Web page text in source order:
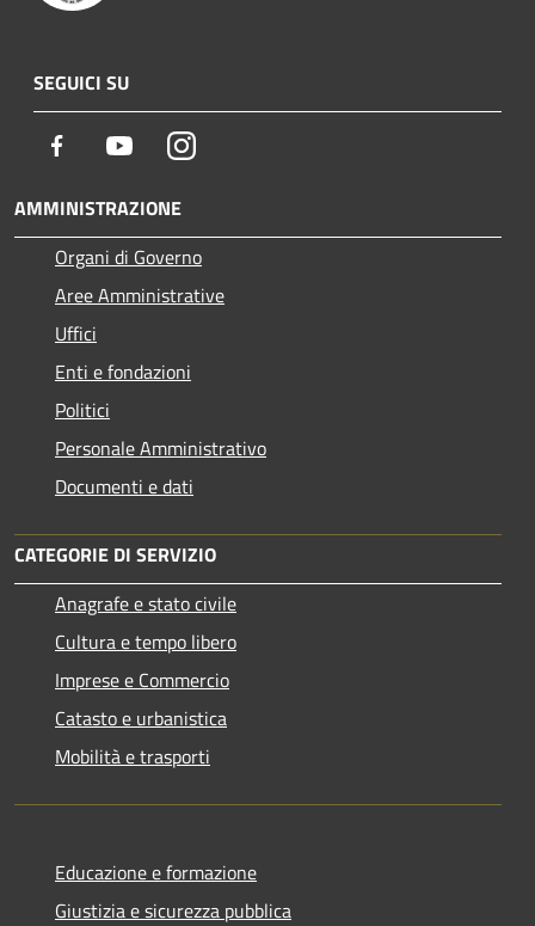
SEGUICI SU
Facebook YoutubeInstagram
AMMINISTRAZIONE
Organi di Governo
Aree Amministrative
Uffici
Enti e fondazioni
Politici
Personale Amministrativo
Documenti e dati
CATEGORIE DI SERVIZIO
Anagrafe e stato civile
Cultura e tempo libero
Imprese e Commercio
Catasto e urbanistica
Mobilità e trasporti
Educazione e formazione
Giustizia e sicurezza pubblica